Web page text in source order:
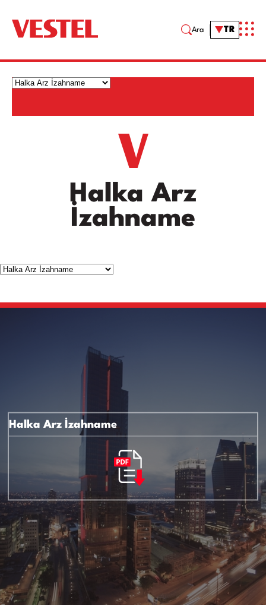
Ara TR
Halka Arz
İzahname
Halka Arz İzahname